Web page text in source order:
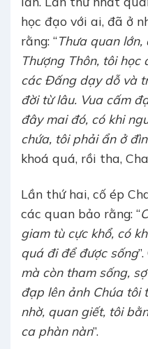
học đạo với ai, đã ở
rằng: “Thưa quan
Thượng Thôn, tôi học
các Đấng dạy dỗ và
đời từ lâu. Vua cấm
đây mai đó, có khi
chứa, tôi phải ẩn ở
khoá quá, rồi tha,
Lần thứ hai, cố ép
các quan bảo rằng: “
giam tù cực khổ, có
quá đi để được sống
mà còn tham sống,
đạp lên ảnh Chúa tôi
nhờ, quan giết, tôi
ca phàn nàn”.